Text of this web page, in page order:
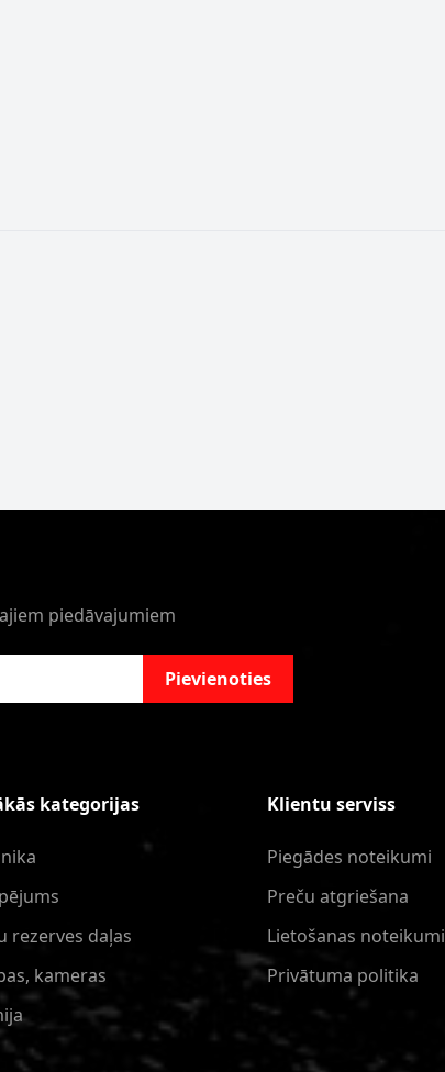
piedāvajumiem
Pievienoties
kategorijas
rezerves daļas
kameras
Klientu serviss
Piegādes noteikumi
Preču atgriešana
Lietošanas noteikumi
Privātuma politika